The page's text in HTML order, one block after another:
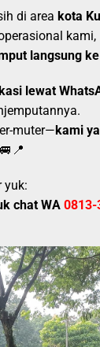
di area kota
kami,
langsung
lewat
muter—kami
🚐📍
yuk:
chat WA 0813-